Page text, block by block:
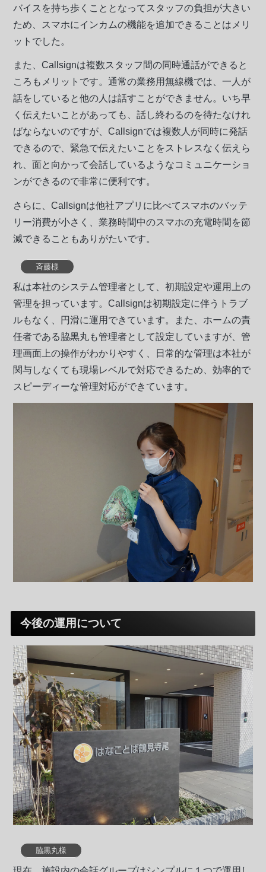
バイスを持ち歩くこととなってスタッフの負担が大きい
ため、スマホにインカムの機能を追加できることはメリ
ットでした。
また、Callsignは複数スタッフ間の同時通話ができると
ころもメリットです。通常の業務用無線機では、一人が
話をしていると他の人は話すことができません。いち早
く伝えたいことがあっても、話し終わるのを待たなけれ
ばならないのですが、Callsignでは複数人が同時に発話
できるので、緊急で伝えたいことをストレスなく伝えら
れ、面と向かって会話しているようなコミュニケーショ
ンができるので非常に便利です。
さらに、Callsignは他社アプリに比べてスマホのバッテ
リー消費が小さく、業務時間中のスマホの充電時間を節
減できることもありがたいです。
斉藤様
私は本社のシステム管理者として、初期設定や運用上の
管理を担っています。Callsignは初期設定に伴うトラブ
ルもなく、円滑に運用できています。また、ホームの責
任者である脇黒丸も管理者として設定していますが、管
理画面上の操作がわかりやすく、日常的な管理は本社が
関与しなくても現場レベルで対応できるため、効率的で
スピーディーな管理対応ができています。
今後の運用について
脇黒丸様